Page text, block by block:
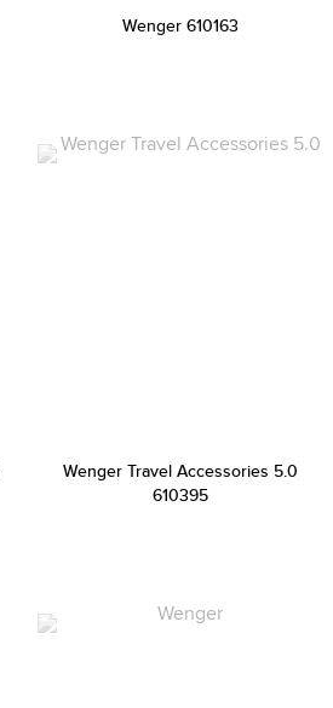
Wenger 610163
Wenger Travel Accessories 5.0
610395